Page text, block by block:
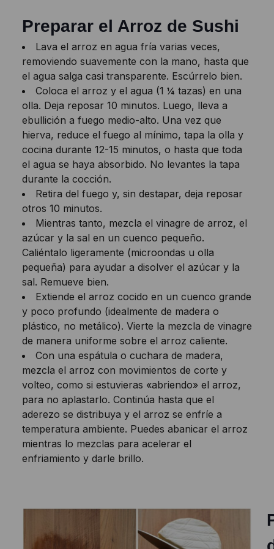
Preparar el Arroz de Sushi
Lava el arroz en agua fría varias veces,
removiendo suavemente con la mano, hasta que
el agua salga casi transparente. Escúrrelo bien.
Coloca el arroz y el agua (1 ¼ tazas) en una
olla. Deja reposar 10 minutos. Luego, lleva a
ebullición a fuego medio-alto. Una vez que
hierva, reduce el fuego al mínimo, tapa la olla y
cocina durante 12-15 minutos, o hasta que toda
el agua se haya absorbido. No levantes la tapa
durante la cocción.
Retira del fuego y, sin destapar, deja reposar
otros 10 minutos.
Mientras tanto, mezcla el vinagre de arroz, el
azúcar y la sal en un cuenco pequeño.
Caliéntalo ligeramente (microondas u olla
pequeña) para ayudar a disolver el azúcar y la
sal. Remueve bien.
Extiende el arroz cocido en un cuenco grande
y poco profundo (idealmente de madera o
plástico, no metálico). Vierte la mezcla de vinagre
de manera uniforme sobre el arroz caliente.
Con una espátula o cuchara de madera,
mezcla el arroz con movimientos de corte y
volteo, como si estuvieras «abriendo» el arroz,
para no aplastarlo. Continúa hasta que el
aderezo se distribuya y el arroz se enfríe a
temperatura ambiente. Puedes abanicar el arroz
mientras lo mezclas para acelerar el
enfriamiento y darle brillo.